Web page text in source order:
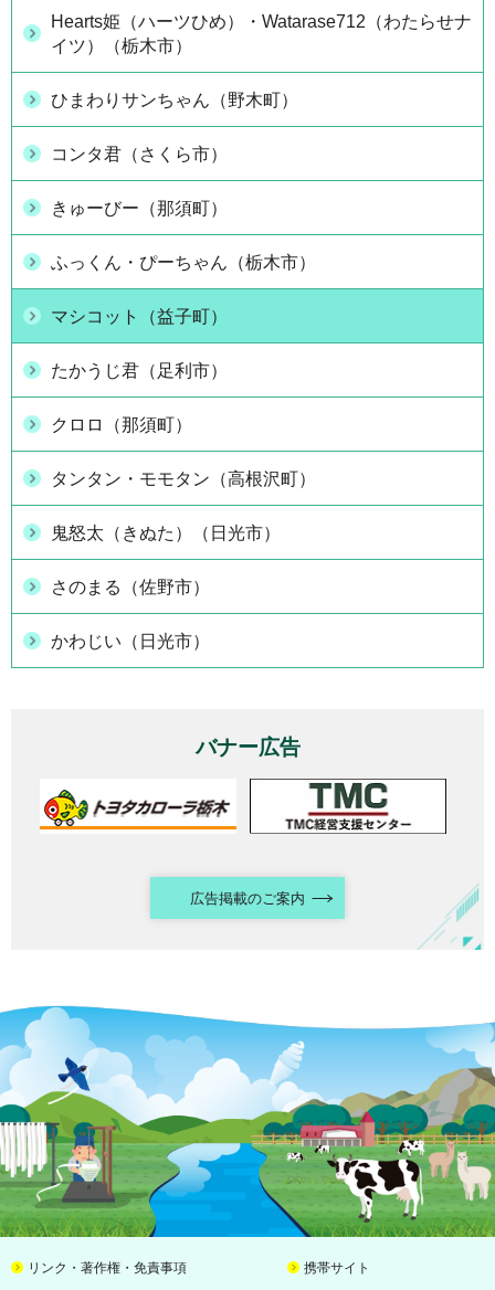
Hearts姫（ハーツひめ）・Watarase712（わたらせナ
イツ）（栃木市）
ひまわりサンちゃん（野木町）
コンタ君（さくら市）
きゅーびー（那須町）
ふっくん・ぴーちゃん（栃木市）
マシコット（益子町）
たかうじ君（足利市）
クロロ（那須町）
タンタン・モモタン（高根沢町）
鬼怒太（きぬた）（日光市）
さのまる（佐野市）
かわじい（日光市）
バナー広告
広告掲載のご案内
リンク・著作権・免責事項 携帯サイト